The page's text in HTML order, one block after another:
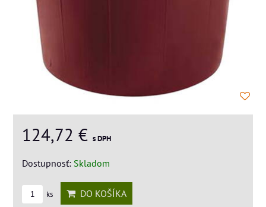
124,72 € s DPH
Dostupnosť: Skladom
ks DO KOŠÍKA